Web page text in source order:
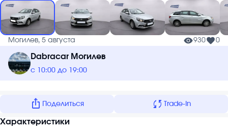
Могилев, 5 августа 930 0
Dabracar Могилев
с 10:00 до 19:00
ios_share Поделиться sync Trade-In
Характеристики